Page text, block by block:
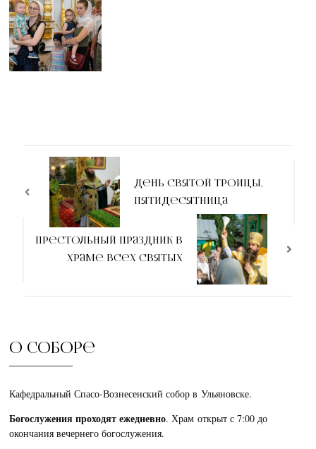
День Святой Троицы,
Пятидесятница
Престольный праздник в
Храме Всех Святых
О соборе
Кафедральный Спасо-Вознесенский собор в Ульяновске.
Богослужения проходят ежедневно. Храм открыт с 7:00 до
окончания вечернего богослужения.